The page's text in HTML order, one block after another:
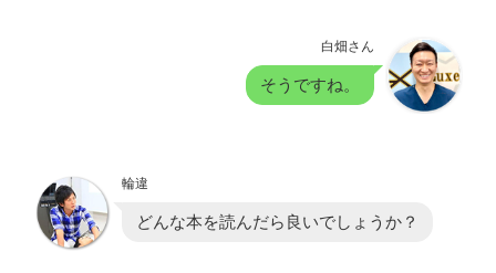
白畑さん
そうですね。
輪違
どんな本を読んだら良いでしょうか？